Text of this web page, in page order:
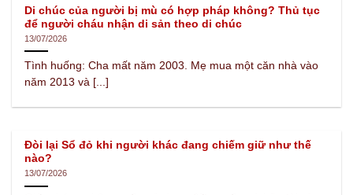
Di chúc của người bị mù có hợp pháp không? Thủ tục
để người cháu nhận di sản theo di chúc
13/07/2026
Tình huống: Cha mất năm 2003. Mẹ mua một căn nhà vào
năm 2013 và [...]
Đòi lại Sổ đỏ khi người khác đang chiếm giữ như thế
nào?
13/07/2026